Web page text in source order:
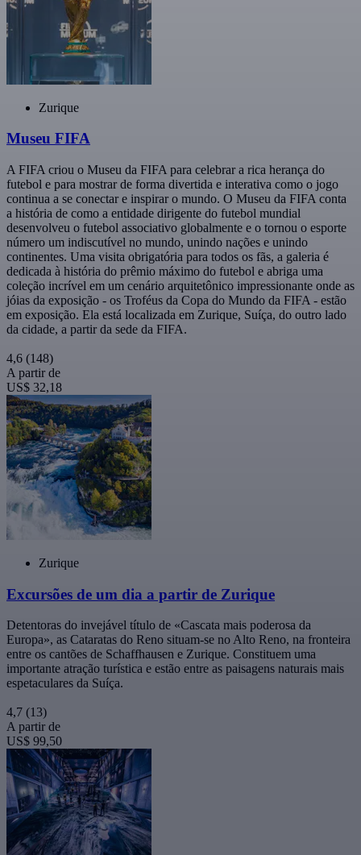
Zurique
Museu FIFA
A FIFA criou o Museu da FIFA para celebrar a rica herança do
futebol e para mostrar de forma divertida e interativa como o jogo
continua a se conectar e inspirar o mundo. O Museu da FIFA conta
a história de como a entidade dirigente do futebol mundial
desenvolveu o futebol associativo globalmente e o tornou o esporte
número um indiscutível no mundo, unindo nações e unindo
continentes. Uma visita obrigatória para todos os fãs, a galeria é
dedicada à história do prêmio máximo do futebol e abriga uma
coleção incrível em um cenário arquitetônico impressionante onde as
jóias da exposição - os Troféus da Copa do Mundo da FIFA - estão
em exposição. Ela está localizada em Zurique, Suíça, do outro lado
da cidade, a partir da sede da FIFA.
4,6 (148)
A partir de
US$ 32,18
Zurique
Excursões de um dia a partir de Zurique
Detentoras do invejável título de «Cascata mais poderosa da
Europa», as Cataratas do Reno situam-se no Alto Reno, na fronteira
entre os cantões de Schaffhausen e Zurique. Constituem uma
importante atração turística e estão entre as paisagens naturais mais
espetaculares da Suíça.
4,7 (13)
A partir de
US$ 99,50